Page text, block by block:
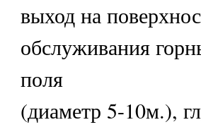
выход на
обслуживания
поля
(диаметр 5-10м.),